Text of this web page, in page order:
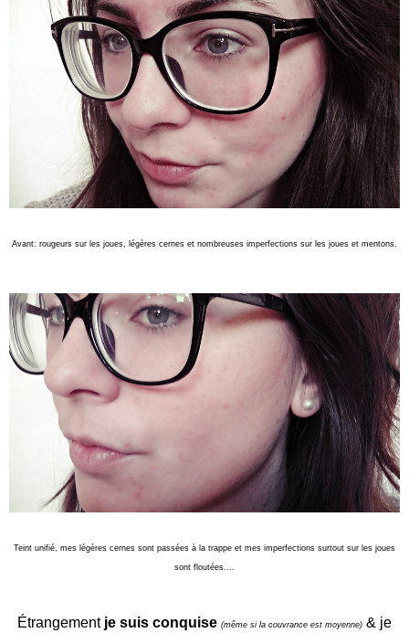
Avant: rougeurs sur les joues, légères cernes et nombreuses imperfections sur les joues et mentons.
Teint unifié, mes légères cernes sont passées à la trappe et mes imperfections surtout sur les joues
sont floutées....
Étrangement je suis conquise (même si la couvrance est moyenne) & je